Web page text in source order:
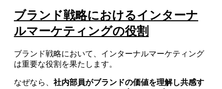
ブランド戦略におけるインターナ
ルマーケティングの役割
ブランド戦略において、インターナルマーケティング
は重要な役割を果たします。
なぜなら、 社内部員がブランドの価値を理解し共感す